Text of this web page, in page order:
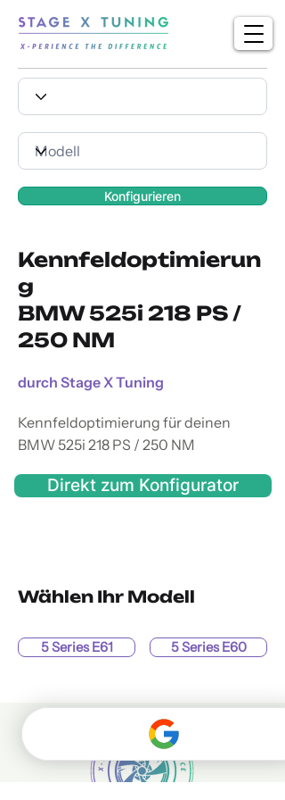
Konfigurieren
Kennfeldoptimierun
g
BMW 525i 218 PS /
250 NM
durch Stage X Tuning
Kennfeldoptimierung für deinen
BMW 525i 218 PS / 250 NM
Direkt zum Konfigurator
Wählen Ihr Modell
5 Series E61 5 Series E60